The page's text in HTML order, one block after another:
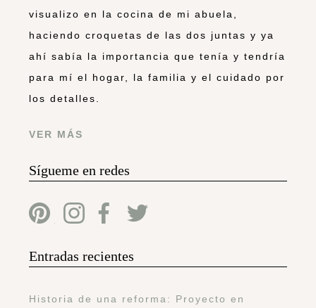
visualizo en la cocina de mi abuela,
haciendo croquetas de las dos juntas y ya
ahí sabía la importancia que tenía y tendría
para mí el hogar, la familia y el cuidado por
los detalles.
VER MÁS
Sígueme en redes
Entradas recientes
Historia de una reforma: Proyecto en